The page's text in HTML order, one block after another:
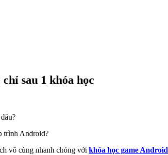
sau 1 khóa học
trình Android?
vô cùng nhanh chóng với khóa học game Android